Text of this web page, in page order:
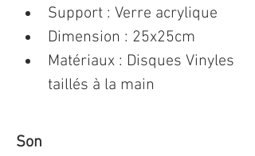
Support : Verre acrylique
Dimension : 25x25cm
Matériaux : Disques Vinyles
taillés à la main
Son